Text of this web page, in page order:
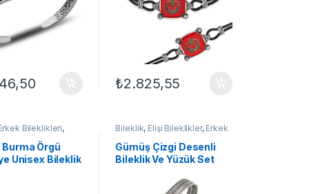
₺2.825,55
Bileklikleri,
Burma Örgü
Unisex Bileklik
Bileklik, Elişi Bileklikler, Erkek
Bileklikleri
,GÜMÜŞ TAKI
Gümüş Çizgi Desenli
Bileklik Ve Yüzük Set